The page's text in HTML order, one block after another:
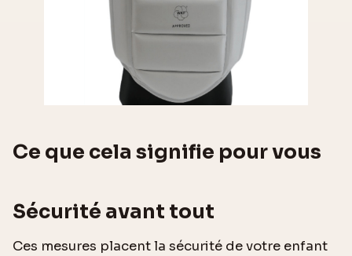
Ce que cela signifie pour vous
Sécurité avant tout
Ces mesures placent la sécurité de votre enfant